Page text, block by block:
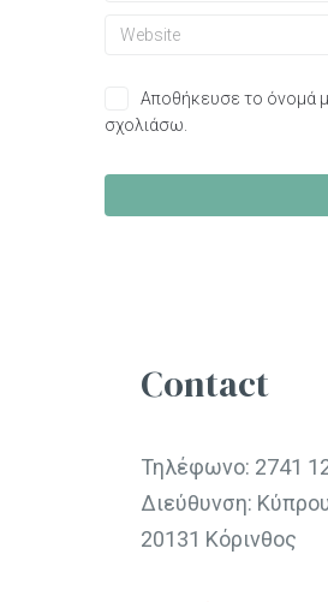
Αποθήκευσε το όνομά
σχολιάσω.
Contact
Τηλέφωνο: 2741
Διεύθυνση:
20131 Κόρινθος